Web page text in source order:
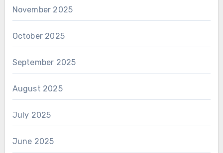
November 2025
October 2025
September 2025
August 2025
July 2025
June 2025